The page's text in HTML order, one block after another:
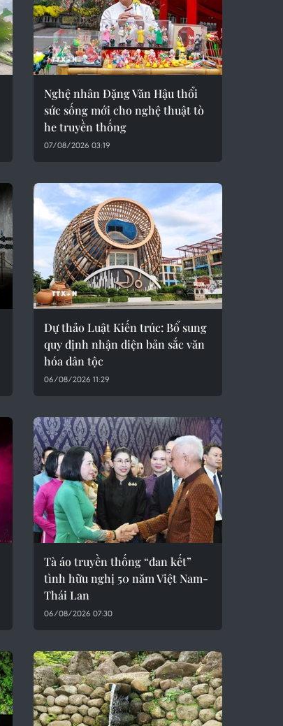
Nghệ nhân Đặng Văn Hậu thổi
sức sống mới cho nghệ thuật tò
he truyền thống
07/08/2026 03:19
Dự thảo Luật Kiến trúc: Bổ sung
quy định nhận diện bản sắc văn
hóa dân tộc
06/08/2026 11:29
Tà áo truyền thống “đan kết”
tình hữu nghị 50 năm Việt Nam-
Thái Lan
06/08/2026 07:30